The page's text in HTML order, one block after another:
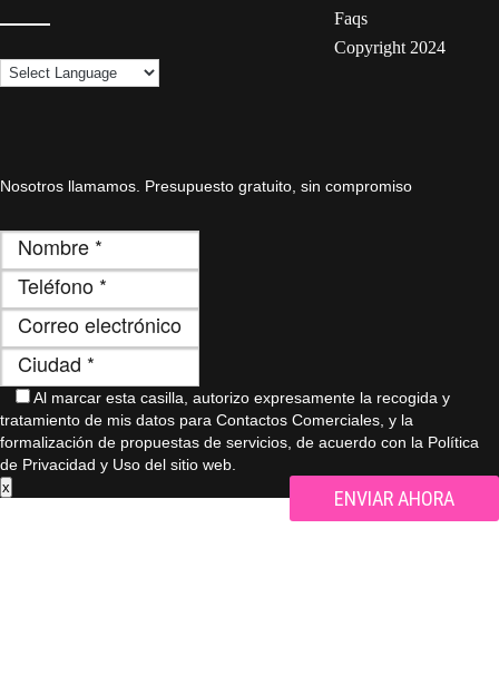
Faqs
Copyright 2024
Nosotros llamamos. Presupuesto gratuito, sin compromiso
Al marcar esta casilla, autorizo ​​expresamente la recogida y
tratamiento de mis datos para Contactos Comerciales, y la
formalización de propuestas de servicios, de acuerdo con la Política
de Privacidad y Uso del sitio web.
x